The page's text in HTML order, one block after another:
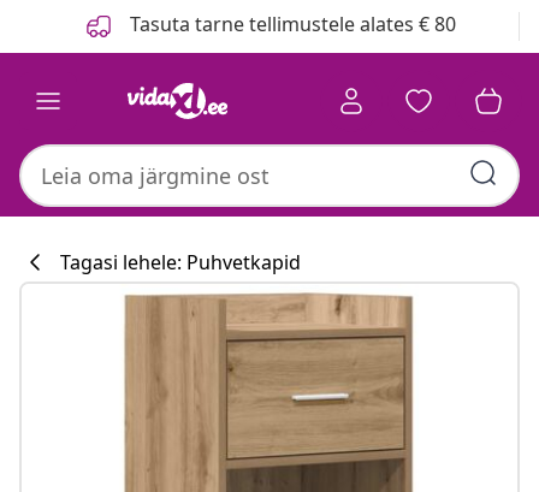
Tasuta tarne tellimustele alates € 80
#sharemevidaxl
Tagasi lehele: Puhvetkapid